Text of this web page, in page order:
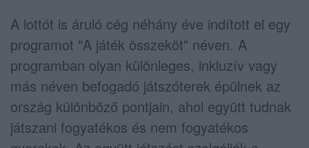
A lottót is áruló cég néhány éve indított el egy
programot "A játék összeköt" néven. A
programban olyan különleges, inkluzív vagy
más néven befogadó játszóterek épülnek az
ország különböző pontjain, ahol együtt tudnak
játszani fogyatékos és nem fogyatékos